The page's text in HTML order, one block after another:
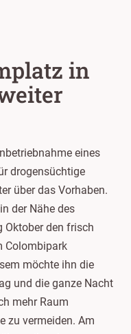
in
eines
drogensüchtige
über das Vorhaben.
der Nähe des
den frisch
Colombipark
möchte ihn die
und die ganze Nacht
mehr Raum
zu vermeiden. Am